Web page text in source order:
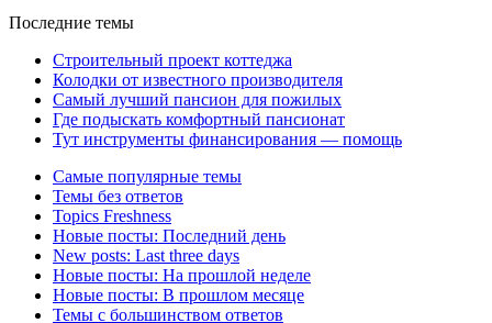
Последние темы
Строительный проект коттеджа
Колодки от известного производителя
Самый лучший пансион для пожилых
Где подыскать комфортный пансионат
Тут инструменты финансирования — помощь
Самые популярные темы
Темы без ответов
Topics Freshness
Новые посты: Последний день
New posts: Last three days
Новые посты: На прошлой неделе
Новые посты: В прошлом месяце
Темы с большинством ответов